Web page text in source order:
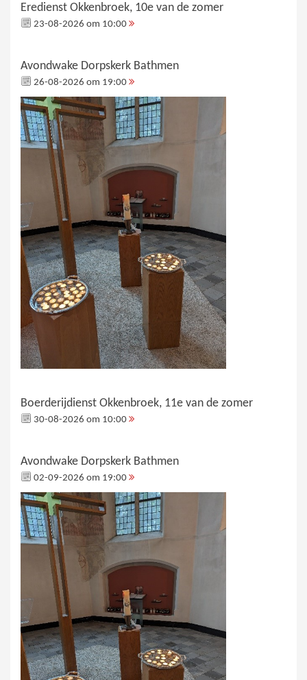
Eredienst Okkenbroek, 10e van de zomer
23-08-2026 om 10:00
Avondwake Dorpskerk Bathmen
26-08-2026 om 19:00
Boerderijdienst Okkenbroek, 11e van de zomer
30-08-2026 om 10:00
Avondwake Dorpskerk Bathmen
02-09-2026 om 19:00